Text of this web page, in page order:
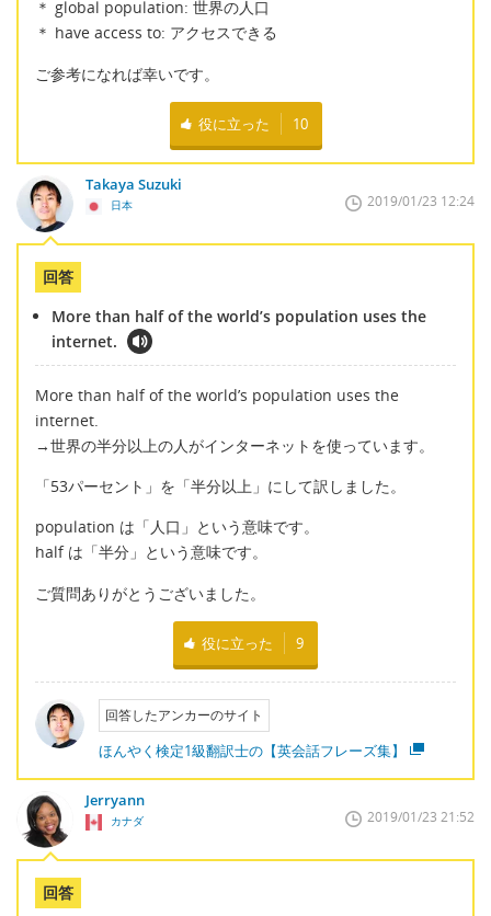
＊ global population: 世界の人口
＊ have access to: アクセスできる
ご参考になれば幸いです。
役に立った 10
Takaya Suzuki
日本 2019/01/23 12:24
回答
More than half of the world’s population uses the
internet.
More than half of the world’s population uses the
internet.
→世界の半分以上の人がインターネットを使っています。
「53パーセント」を「半分以上」にして訳しました。
population は「人口」という意味です。
half は「半分」という意味です。
ご質問ありがとうございました。
役に立った 9
回答したアンカーのサイト
ほんやく検定1級翻訳士の【英会話フレーズ集】
Jerryann
カナダ 2019/01/23 21:52
回答